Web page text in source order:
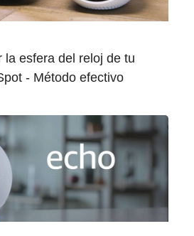
la esfera del reloj de tu
- Método efectivo